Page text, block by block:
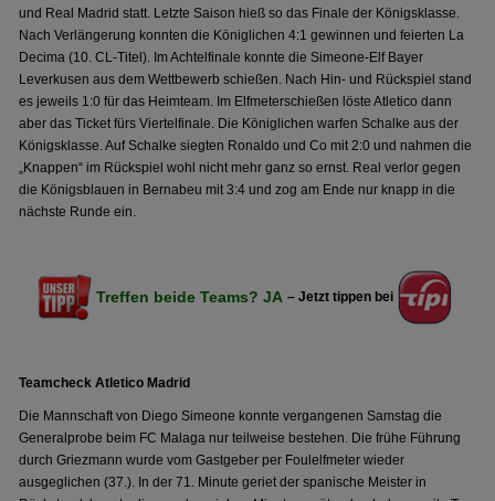
und Real Madrid statt. Letzte Saison hieß so das Finale der Königsklasse.
Nach Verlängerung konnten die Königlichen 4:1 gewinnen und feierten La
Decima (10. CL-Titel). Im Achtelfinale konnte die Simeone-Elf Bayer
Leverkusen aus dem Wettbewerb schießen. Nach Hin- und Rückspiel stand
es jeweils 1:0 für das Heimteam. Im Elfmeterschießen löste Atletico dann
aber das Ticket fürs Viertelfinale. Die Königlichen warfen Schalke aus der
Königsklasse. Auf Schalke siegten Ronaldo und Co mit 2:0 und nahmen die
„Knappen“ im Rückspiel wohl nicht mehr ganz so ernst. Real verlor gegen
die Königsblauen in Bernabeu mit 3:4 und zog am Ende nur knapp in die
nächste Runde ein.
Treffen beide Teams? JA – Jetzt tippen bei
Teamcheck Atletico Madrid
Die Mannschaft von Diego Simeone konnte vergangenen Samstag die
Generalprobe beim FC Malaga nur teilweise bestehen. Die frühe Führung
durch Griezmann wurde vom Gastgeber per Foulelfmeter wieder
ausgeglichen (37.). In der 71. Minute geriet der spanische Meister in